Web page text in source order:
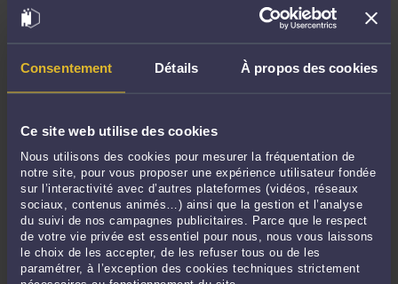
Consentement Détails À propos des cookies
Ce site web utilise des cookies
Nous utilisons des cookies pour mesurer la fréquentation de
notre site, pour vous proposer une expérience utilisateur fondée
sur l’interactivité avec d’autres plateformes (vidéos, réseaux
sociaux, contenus animés…) ainsi que la gestion et l’analyse
du suivi de nos campagnes publicitaires. Parce que le respect
de votre vie privée est essentiel pour nous, nous vous laissons
le choix de les accepter, de les refuser tous ou de les
paramétrer, à l’exception des cookies techniques strictement
Cette méthode conduit à une
mutation du raisonnement
déontologique: la justification morale ou symbolique ne
suffit plus ; elle doit s’appuyer sur des éléments
mesurables et transparents
Invocabilité: un avocat ou un cabinet pourrait
invoquer directement la directive 2018/958pour
contester une règle jugée disproportionnée.
Contrôle ex post: le juge (civil, administratif ou
disciplinaire) pourrait écarter une norme nationale
contraire au droit européen.
Effet préventif: le CNB et les ordres devront, avant